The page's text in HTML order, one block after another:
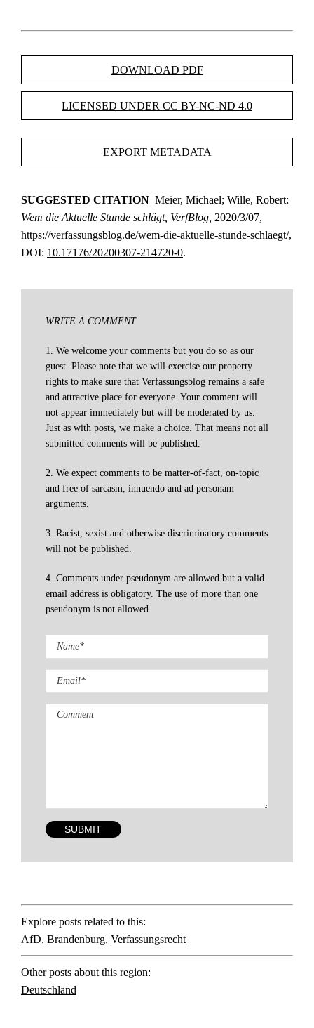
DOWNLOAD PDF
LICENSED UNDER CC BY-NC-ND 4.0
EXPORT METADATA
SUGGESTED CITATION Meier, Michael; Wille, Robert:
Wem die Aktuelle Stunde schlägt, VerfBlog, 2020/3/07,
https://verfassungsblog.de/wem-die-aktuelle-stunde-schlaegt/,
DOI: 10.17176/20200307-214720-0.
WRITE A COMMENT
1. We welcome your comments but you do so as our
guest. Please note that we will exercise our property
rights to make sure that Verfassungsblog remains a safe
and attractive place for everyone. Your comment will
not appear immediately but will be moderated by us.
Just as with posts, we make a choice. That means not all
submitted comments will be published.
2. We expect comments to be matter-of-fact, on-topic
and free of sarcasm, innuendo and ad personam
arguments.
3. Racist, sexist and otherwise discriminatory comments
will not be published.
4. Comments under pseudonym are allowed but a valid
email address is obligatory. The use of more than one
pseudonym is not allowed.
Comment
Explore posts related to this:
AfD, Brandenburg, Verfassungsrecht
Other posts about this region:
Deutschland